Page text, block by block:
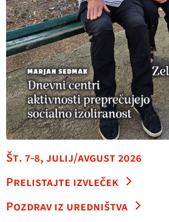
Št. 7-8, julij/avgust 2026
Prelistajte izvleček
Pozdrav iz uredništva